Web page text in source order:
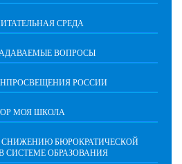
СРЕДА
ВОПРОСЫ
РОССИИ
МОЯ ШКОЛА
БЮРОКРАТИЧЕСКОЙ
СИСТЕМЕ ОБРАЗОВАНИЯ